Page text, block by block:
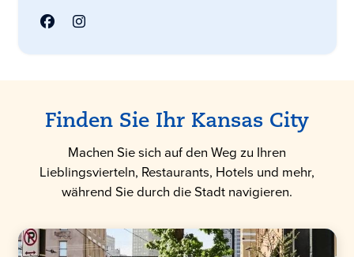
Finden Sie Ihr Kansas City
Machen Sie sich auf den Weg zu Ihren
Lieblingsvierteln, Restaurants, Hotels und mehr,
während Sie durch die Stadt navigieren.